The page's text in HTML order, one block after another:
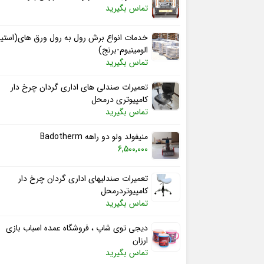
تماس بگیرید
خدمات انواع برش رول به رول ورق
الومینیوم-برنج)
تماس بگیرید
تعمیرات صندلی های اداری گردان چرخ دار
کامپیوتری درمحل
تماس بگیرید
منیفولد ولو دو راهه Badotherm
6,500,000
تعمیرات صندلیهای اداری گردان چرخ دار
کامپیوتردرمحل
تماس بگیرید
دیجی توی شاپ ، فروشگاه عمده اسباب بازی
ارزان
تماس بگیرید